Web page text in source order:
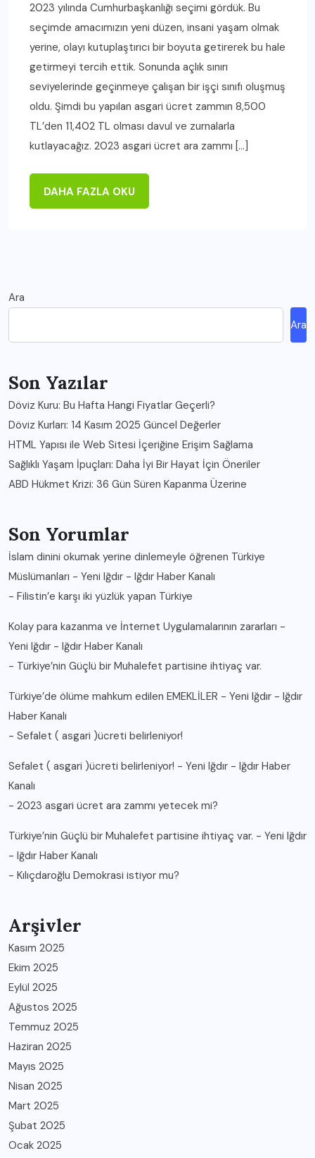
2023 yılında Cumhurbaşkanlığı seçimi gördük. Bu
seçimde amacımızın yeni düzen, insani yaşam olmak
yerine, olayı kutuplaştırıcı bir boyuta getirerek bu hale
getirmeyi tercih ettik. Sonunda açlık sınırı
seviyelerinde geçinmeye çalışan bir işçi sınıfı oluşmuş
oldu. Şimdi bu yapılan asgari ücret zammın 8,500
TL’den 11,402 TL olması davul ve zurnalarla
kutlayacağız. 2023 asgari ücret ara zammı […]
DAHA FAZLA OKU
Ara
Ara
Son Yazılar
Döviz Kuru: Bu Hafta Hangi Fiyatlar Geçerli?
Döviz Kurları: 14 Kasım 2025 Güncel Değerler
HTML Yapısı ile Web Sitesi İçeriğine Erişim Sağlama
Sağlıklı Yaşam İpuçları: Daha İyi Bir Hayat İçin Öneriler
ABD Hükmet Krizi: 36 Gün Süren Kapanma Üzerine
Son Yorumlar
İslam dinini okumak yerine dinlemeyle öğrenen Türkiye
Müslümanları - Yeni Iğdır - Iğdır Haber Kanalı
- Filistin’e karşı iki yüzlük yapan Türkiye
Kolay para kazanma ve İnternet Uygulamalarının zararları -
Yeni Iğdır - Iğdır Haber Kanalı
- Türkiye’nin Güçlü bir Muhalefet partisine ihtiyaç var.
Türkiye’de ölüme mahkum edilen EMEKLİLER - Yeni Iğdır - Iğdır
Haber Kanalı
- Sefalet ( asgari )ücreti belirleniyor!
Sefalet ( asgari )ücreti belirleniyor! - Yeni Iğdır - Iğdır Haber
Kanalı
- 2023 asgari ücret ara zammı yetecek mi?
Türkiye’nin Güçlü bir Muhalefet partisine ihtiyaç var. - Yeni Iğdır
- Iğdır Haber Kanalı
- Kılıçdaroğlu Demokrasi istiyor mu?
Arşivler
Kasım 2025
Ekim 2025
Eylül 2025
Ağustos 2025
Temmuz 2025
Haziran 2025
Mayıs 2025
Nisan 2025
Mart 2025
Şubat 2025
Ocak 2025